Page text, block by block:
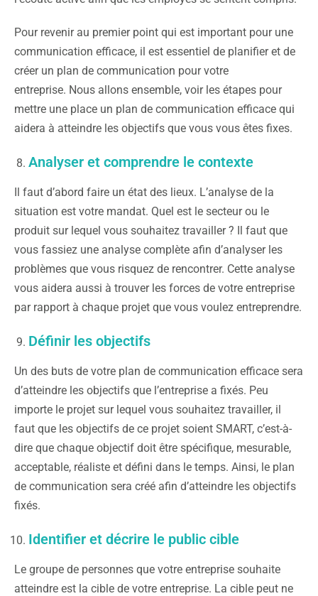
Pour revenir au premier point qui est important pour une
communication efficace, il est essentiel de planifier et de
créer un plan de communication pour votre
entreprise. Nous allons ensemble, voir les étapes pour
mettre une place un plan de communication efficace qui
aidera à atteindre les objectifs que vous vous êtes fixes.
Analyser et comprendre le contexte
Il faut d’abord faire un état des lieux. L’analyse de la
situation est votre mandat. Quel est le secteur ou le
produit sur lequel vous souhaitez travailler ? Il faut que
vous fassiez une analyse complète afin d’analyser les
problèmes que vous risquez de rencontrer. Cette analyse
vous aidera aussi à trouver les forces de votre entreprise
par rapport à chaque projet que vous voulez entreprendre.
Définir les objectifs
Un des buts de votre plan de communication efficace sera
d’atteindre les objectifs que l’entreprise a fixés. Peu
importe le projet sur lequel vous souhaitez travailler, il
faut que les objectifs de ce projet soient SMART, c’est-à-
dire que chaque objectif doit être spécifique, mesurable,
acceptable, réaliste et défini dans le temps. Ainsi, le plan
de communication sera créé afin d’atteindre les objectifs
fixés.
Identifier et décrire le public cible
Le groupe de personnes que votre entreprise souhaite
atteindre est la cible de votre entreprise. La cible peut ne